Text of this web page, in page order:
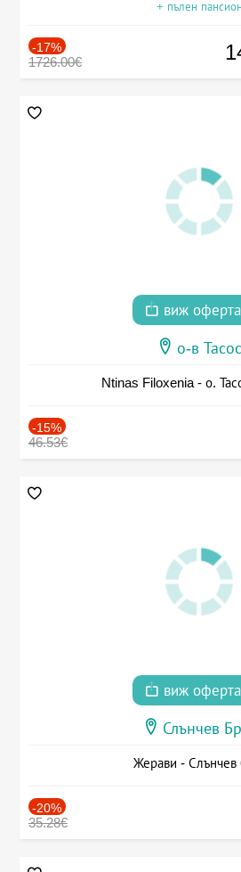
+ пълен пансион
-17%
1726.00€
виж
о-в Тасос
Ntinas Filoxenia - о.
-15%
46.53€
виж
Слънчев
Жерави - Слънчев
-20%
35.28€